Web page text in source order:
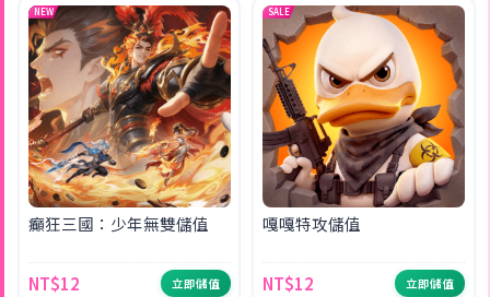
NEW
癲狂三國：少年無雙儲值
NT$12 立即儲值
SALE
嘎嘎特攻儲值
NT$12 立即儲值